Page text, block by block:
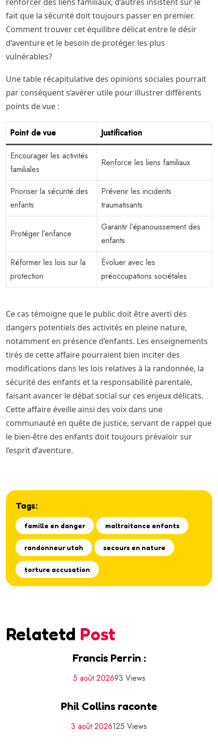
fait que la sécurité doit toujours passer en premier.
Comment trouver cet équilibre délicat entre le désir
d’aventure et le besoin de protéger les plus
vulnérables?
Une table récapitulative des opinions sociales pourrait
par conséquent s’avérer utile pour illustrer différents
points de vue :
Point de vue Justification
Encourager les activités
familiales
Renforce les liens familiaux
Prioriser la sécurité des
enfants
Prévenir les incidents
traumatisants
Protéger l’enfance
Garantir l’épanouissement des
enfants
Réformer les lois sur la
protection
Évoluer avec les
préoccupations sociétales
Ce cas témoigne que le public doit être averti des
dangers potentiels des activités en pleine nature,
notamment en présence d’enfants. Les enseignements
tirés de cette affaire pourraient bien inciter des
modifications dans les lois relatives à la randonnée, la
sécurité des enfants et la responsabilité parentale,
faisant avancer le débat social sur ces enjeux délicats.
Cette affaire éveille ainsi des voix dans une
communauté en quête de justice, servant de rappel que
le bien-être des enfants doit toujours prévaloir sur
l’esprit d’aventure.
Tags:
famille en danger maltraitance enfants
randonneur utah secours en nature
torture accusation
Relatetd Post
Francis Perrin :
5 août 202693 Views
Phil Collins raconte
3 août 2026125 Views